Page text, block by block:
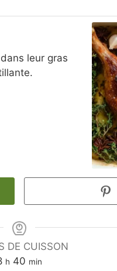
leur gras
DE CUISSON
heures
h 40 minutes
min